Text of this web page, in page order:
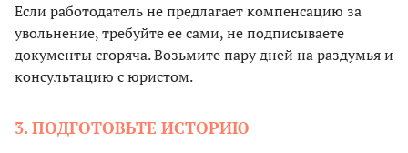
Если работодатель не предлагает компенсацию за
увольнение, требуйте ее сами, не подписываете
документы сгоряча. Возьмите пару дней на раздумья и
консультацию с юристом.
3. ПОДГОТОВЬТЕ ИСТОРИЮ